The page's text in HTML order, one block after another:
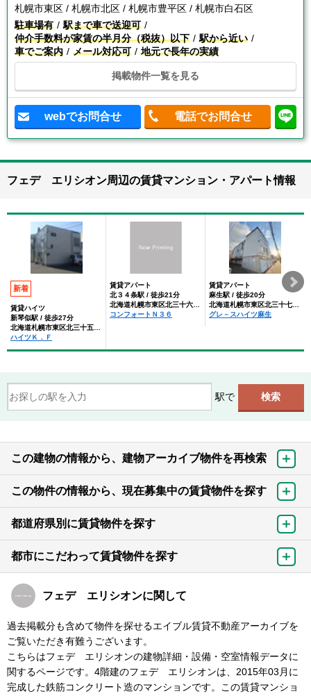
札幌市東区 / 札幌市北区 / 札幌市豊平区 / 札幌市白石区
駐車場有
駅まで車で送迎可
仲介手数料が家賃の半月分（税抜）以下
駅から近い
車でご案内
メール対応可 地元で長年の実績
掲載物件一覧を見る
webでお問合せ 電話でお問合せ
フェデ エリシオン周辺の賃貸マンション・アパート情報
新着
賃貸ハイツ
新琴似駅 / 徒歩27分
北海道札幌市東区北三十五条東５丁目
ハイツＫ．Ｆ
賃貸アパート
北３４条駅 / 徒歩21分
北海道札幌市東区北三十六条東６丁目
コンフォートＮ３６
賃貸アパート
麻生駅 / 徒歩20分
北海道札幌市東区北三十七条東５丁目
グレ－スハイツ麻生
駅で
この建物の情報から、建物アーカイブ物件を再検索
この物件の情報から、現在募集中の賃貸物件を探す
都道府県別に賃貸物件を探す
都市にこだわって賃貸物件を探す
フェデ エリシオンに関して
過去掲載分も含めて物件を探せるエイブル賃貸不動産アーカイブを
ご覧いただき有難うございます。
こちらはフェデ エリシオンの建物詳細・設備・空室情報データに
関するページです。4階建のフェデ エリシオンは、2015年03月に
完成した鉄筋コンクリート造のマンションです。この賃貸マンショ